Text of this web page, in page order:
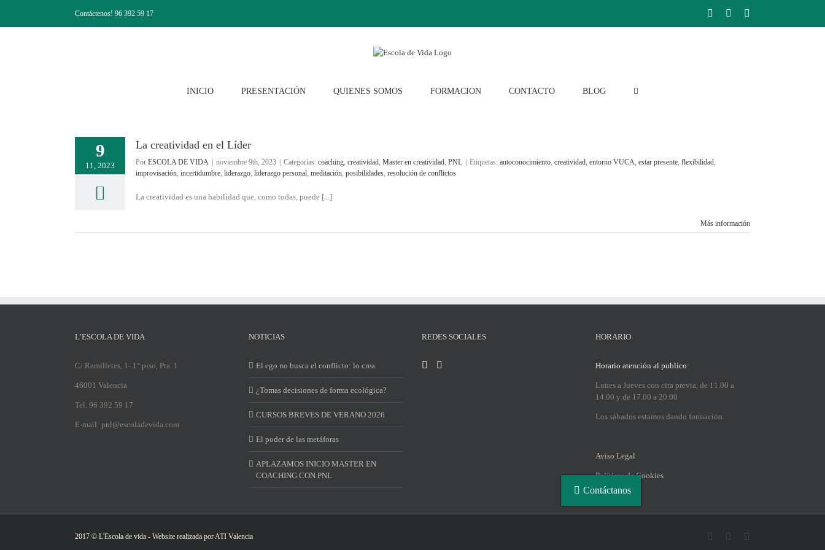
contenido
Contáctenos! 96 392 59 17 FacebookInstagram
INICIO PRESENTACIÓN QUIENES SOMOS FORMACION CONTACTO BLOG
9
11, 2023
La creatividad en el Líder
Por ESCOLA DE VIDA noviembre 9th, 2023 Categorías: coaching, creatividad, Master en creatividad, PNL Etiquetas: autoconocimiento, creatividad, entorno VUCA, estar presente, flexibilidad,
improvisación, incertidumbre, liderazgo, liderazgo personal, meditación, posibilidades, resolución de conflictos
La creatividad es una habilidad que, como todas, puede [...]
Más información
L’ESCOLA DE VIDA
C/ Ramilletes, 1- 1° piso, Pta. 1
46001 Valencia
Tel. 96 392 59 17
E-mail: pnl@escoladevida.com
NOTICIAS
El ego no busca el conflicto: lo crea.
¿Tomas decisiones de forma ecológica?
CURSOS BREVES DE VERANO 2026
El poder de las metáforas
APLAZAMOS INICIO MASTER EN
COACHING CON PNL
REDES SOCIALES HORARIO
Horario atención al publico:
Lunes a Jueves con cita previa, de 11.00 a
14.00 y de 17.00 a 20.00
Los sábados estamos dando formación.
Aviso Legal
Políticas de Cookies
2017 © L'Escola de vida - Website realizada porATI Valencia FacebookInstagram
Contáctanos